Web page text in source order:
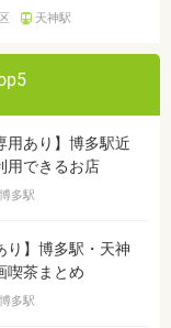
天神駅
用あり】博多駅近
用できるお店
博多駅
り】博多駅・天神
喫茶まとめ
博多駅